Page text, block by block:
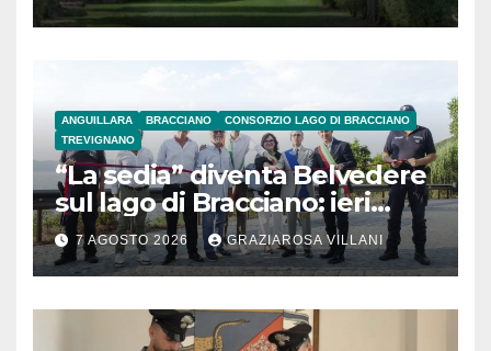
ANGUILLARA BRACCIANO
CONSORZIO LAGO DI BRACCIANO
TREVIGNANO
“La sedia” diventa Belvedere
sul lago di Bracciano: ieri
l’inaugurazione
7 AGOSTO 2026 GRAZIAROSA VILLANI